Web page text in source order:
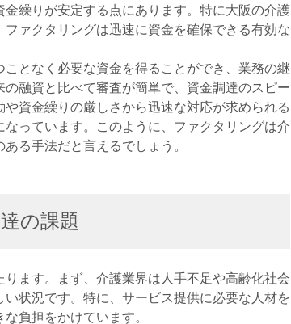
繰りが安定する点にあります。特に大阪の介護
ァクタリングは迅速に資金を確保できる有効な
となく必要な資金を得ることができ、業務の継
融資と比べて審査が簡単で、資金調達のスピー
資金繰りの厳しさから迅速な対応が求められる
っています。このように、ファクタリングは介
る手法だと言えるでしょう。
の課題
ます。まず、介護業界は人手不足や高齢化社会
状況です。特に、サービス提供に必要な人材を
負担をかけています。